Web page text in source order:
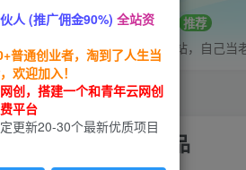
招募站长 推荐
搭建同款网站，自己当
投流原理、千川测品
人 (推广佣金90%) 全站资
普通创业者，淘到了人生当
欢迎加入！
创，搭建一个和青年云网创
平台
更新20-30个最新优质项目